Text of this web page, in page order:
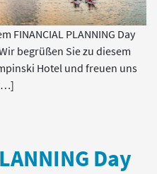
FINANCIAL PLANNING Day
begrüßen Sie zu diesem
Hotel und freuen uns
Day